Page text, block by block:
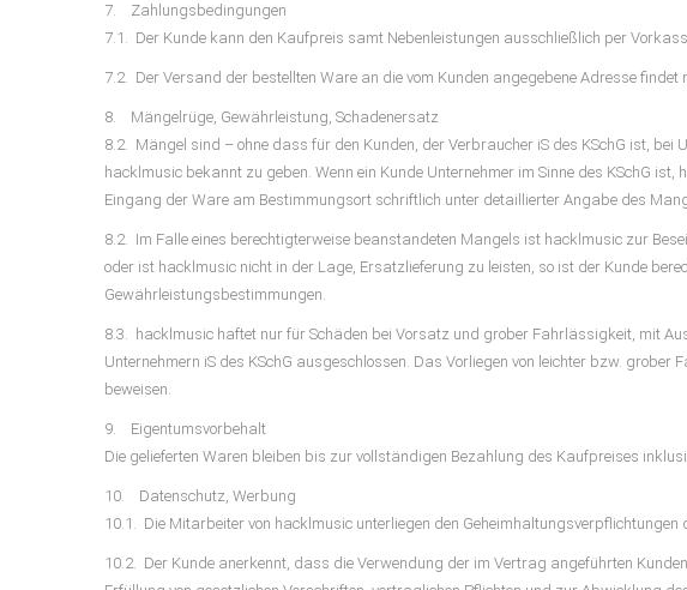
7. Zahlungsbedingungen
7.1. Der Kunde kann den Kaufpreis samt Nebenleistungen ausschließlich per
7.2. Der Versand der bestellten Ware an die vom Kunden angegebene Adresse
8. Mängelrüge, Gewährleistung, Schadenersatz
8.2. Mängel sind – ohne dass für den Kunden, der Verbraucher iS des KSchG ist,
hacklmusic bekannt zu geben. Wenn ein Kunde Unternehmer im Sinne des KSchG
Eingang der Ware am Bestimmungsort schriftlich unter detaillierter Angabe des
8.2. Im Falle eines berechtigterweise beanstandeten Mangels ist hacklmusic zur
oder ist hacklmusic nicht in der Lage, Ersatzlieferung zu leisten, so ist der Kunde
Gewährleistungsbestimmungen.
8.3. hacklmusic haftet nur für Schäden bei Vorsatz und grober Fahrlässigkeit, mit
Unternehmern iS des KSchG ausgeschlossen. Das Vorliegen von leichter bzw.
beweisen.
9. Eigentumsvorbehalt
Die gelieferten Waren bleiben bis zur vollständigen Bezahlung des Kaufpreises
10. Datenschutz, Werbung
10.1. Die Mitarbeiter von hacklmusic unterliegen den Geheimhaltungsverpflichtungen
10.2. Der Kunde anerkennt, dass die Verwendung der im Vertrag angeführten